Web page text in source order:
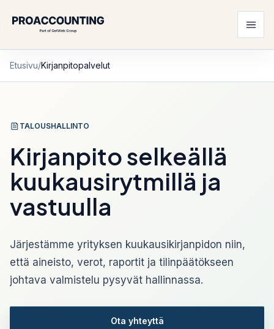
Etusivu/Kirjanpitopalvelut
TALOUSHALLINTO
Kirjanpito selkeällä
kuukausirytmillä ja
vastuulla
Järjestämme yrityksen kuukausikirjanpidon niin,
että aineisto, verot, raportit ja tilinpäätökseen
johtava valmistelu pysyvät hallinnassa.
Ota yhteyttä